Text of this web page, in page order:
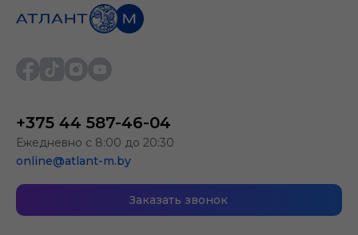
+375 44 587-46-04
Ежедневно с 8:00 до 20:30
online@atlant-m.by
Заказать звонок